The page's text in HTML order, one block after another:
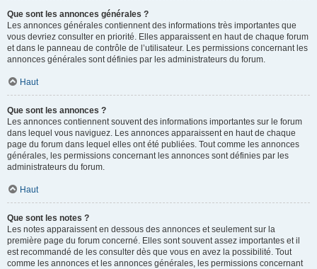
Que sont les annonces générales ?
Les annonces générales contiennent des informations très importantes que
vous devriez consulter en priorité. Elles apparaissent en haut de chaque forum
et dans le panneau de contrôle de l’utilisateur. Les permissions concernant les
annonces générales sont définies par les administrateurs du forum.
Haut
Que sont les annonces ?
Les annonces contiennent souvent des informations importantes sur le forum
dans lequel vous naviguez. Les annonces apparaissent en haut de chaque
page du forum dans lequel elles ont été publiées. Tout comme les annonces
générales, les permissions concernant les annonces sont définies par les
administrateurs du forum.
Haut
Que sont les notes ?
Les notes apparaissent en dessous des annonces et seulement sur la
première page du forum concerné. Elles sont souvent assez importantes et il
est recommandé de les consulter dès que vous en avez la possibilité. Tout
comme les annonces et les annonces générales, les permissions concernant